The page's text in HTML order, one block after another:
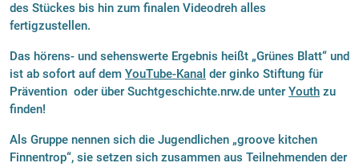
des Stückes bis hin zum finalen Videodreh alles
fertigzustellen.
Das hörens- und sehenswerte Ergebnis heißt „Grünes Blatt“ und
ist ab sofort auf dem YouTube-Kanal der ginko Stiftung für
Prävention oder über Suchtgeschichte.nrw.de unter Youth zu
finden!
Als Gruppe nennen sich die Jugendlichen „groove kitchen
Finnentrop“, sie setzen sich zusammen aus Teilnehmenden der